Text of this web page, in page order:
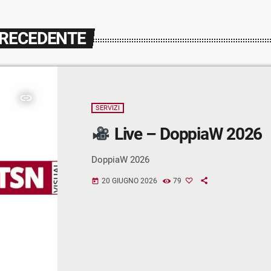
insert_link
SERVIZI
Live – DoppiaW 2026
DoppiaW 2026
today 20 GIUGNO 2026 79